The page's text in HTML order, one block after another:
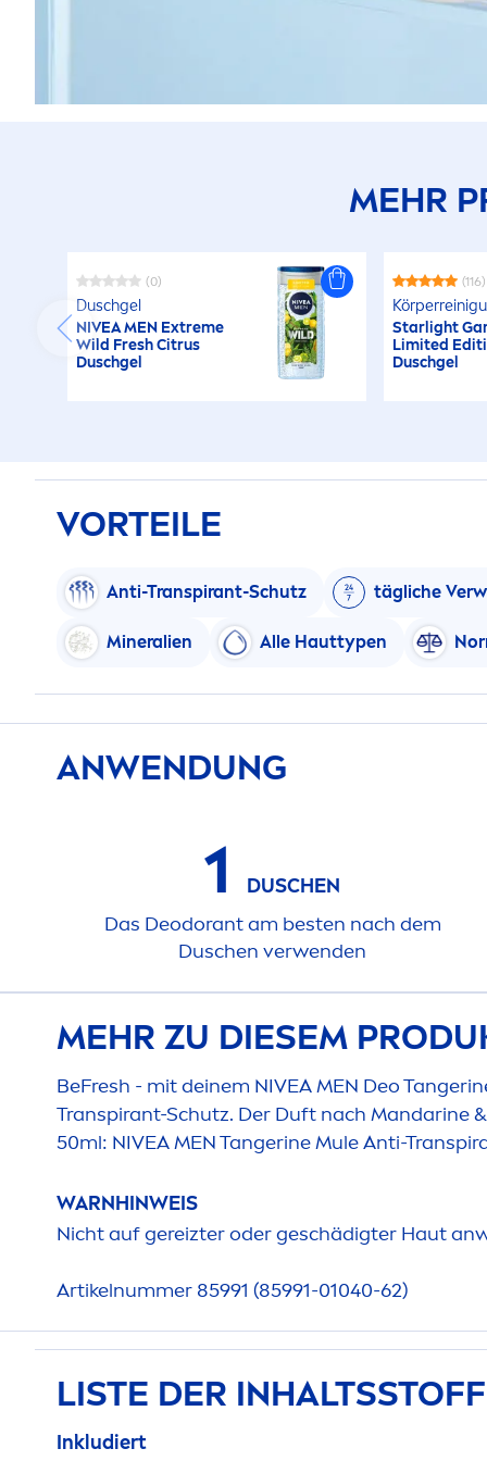
MEHR
(0)
Duschgel
NIVEAMEN Extreme
Wild FreshCitrus
Duschgel
(116)
Starlight
Limited
Duschgel
VORTEILE
Anti-Transpirant-Schutz tägliche
Mineralien Alle Hauttypen
ANWENDUNG
1
DUSCHEN
Das Deodorant am besten nach dem
Duschen verwenden
MEHR ZU DIESEM
BeFresh - mit deinem NIVEAMEN Deo
Transpirant-Schutz. Der Duft nach Mandarine
50ml: NIVEAMENTangerine Mule Anti-
WARNHINWEIS
Nicht auf gereizter oder geschädigter Haut
Artikelnummer 85991 (85991-01040-62)
LISTE DER
Inkludiert